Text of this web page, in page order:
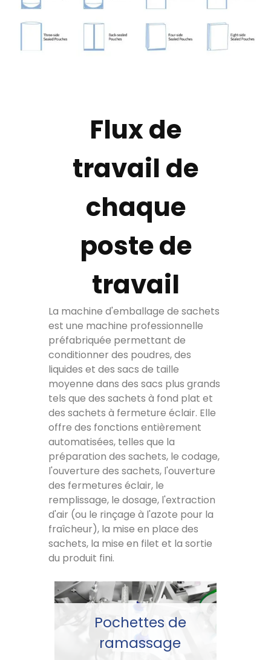
Flux de
travail de
chaque
poste de
travail
La machine d'emballage de sachets
est une machine professionnelle
préfabriquée permettant de
conditionner des poudres, des
liquides et des sacs de taille
moyenne dans des sacs plus grands
tels que des sachets à fond plat et
des sachets à fermeture éclair. Elle
offre des fonctions entièrement
automatisées, telles que la
préparation des sachets, le codage,
l'ouverture des sachets, l'ouverture
des fermetures éclair, le
remplissage, le dosage, l'extraction
d'air (ou le rinçage à l'azote pour la
fraîcheur), la mise en place des
sachets, la mise en filet et la sortie
du produit fini.
Pochettes de
ramassage